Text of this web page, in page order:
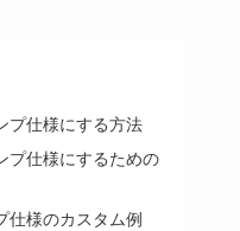
プ仕様にする方法
プ仕様にするための
仕様のカスタム例